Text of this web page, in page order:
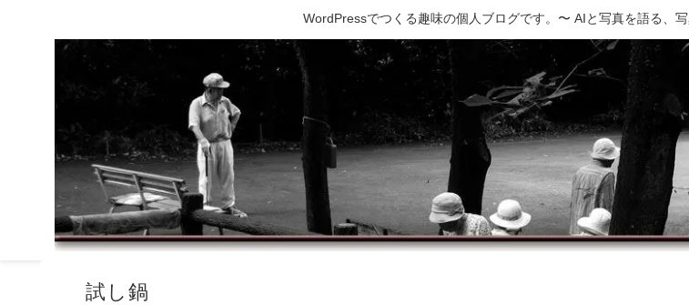
WordPressでつくる趣味の個人ブログです。〜 AIと写真を語る、
試し鍋